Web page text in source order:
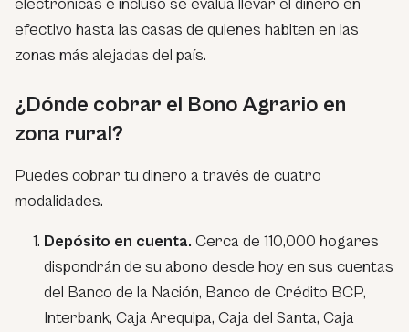
electrónicas e incluso se evalúa llevar el dinero en
efectivo hasta las casas de quienes habiten en las
zonas más alejadas del país.
¿Dónde cobrar el Bono Agrario en
zona rural?
Puedes cobrar tu dinero a través de cuatro
modalidades.
Depósito en cuenta. Cerca de 110,000 hogares
dispondrán de su abono desde hoy en sus cuentas
del Banco de la Nación, Banco de Crédito BCP,
Interbank, Caja Arequipa, Caja del Santa, Caja